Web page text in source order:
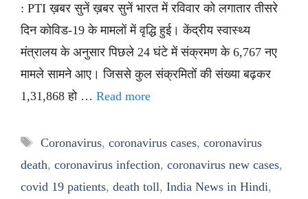
: PTI ख़बर सुनें ख़बर सुनें भारत में रविवार को लगातार तीसरे
दिन कोविड-19 के मामलों में वृद्धि हुई। केंद्रीय स्वास्थ्य
मंत्रालय के अनुसार पिछले 24 घंटे में संक्रमण के 6,767 नए
मामले सामने आए। जिससे कुल संक्रमितों की संख्या बढ़कर
1,31,868 हो … Read more
Tags
Coronavirus, coronavirus cases, coronavirus
death, coronavirus infection, coronavirus new cases,
covid 19 patients, death toll, India News in Hindi,